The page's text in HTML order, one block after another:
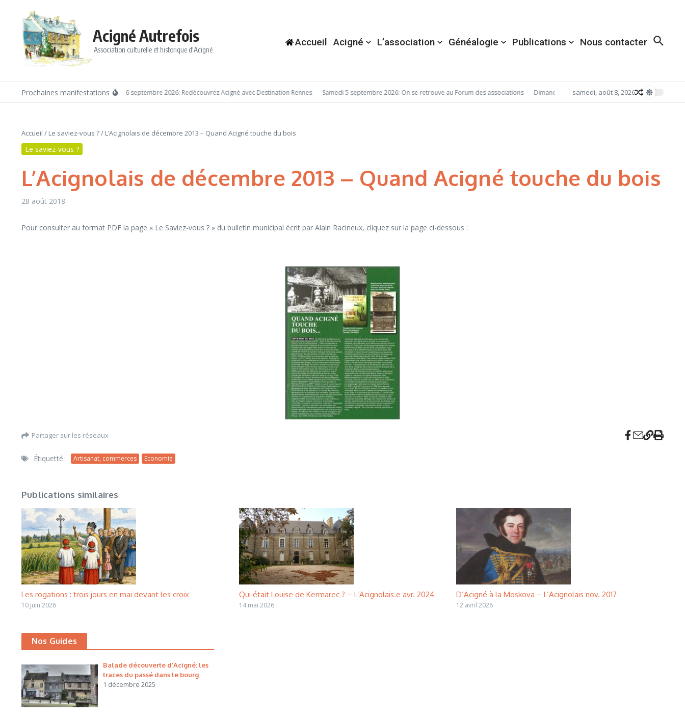
Acigné Autrefois
Association culturelle et historique d'Acigné
Accueil Acigné L’association Généalogie Publications Nous contacter
Prochaines manifestationsDimanche 6 septembre 2026: Redécouvrez Acigné avec Destination Rennes Samedi 5 septembre 2026: On se retrouve au Forum des associations Dimanche 6 septembre 2026: Redécouvrez Acigné
samedi, août 8, 2026
Accueil / Le saviez-vous ?/ L’Acignolais de décembre 2013 – Quand Acigné touche du bois
Le saviez-vous ?
L’Acignolais de décembre 2013 – Quand Acigné touche du bois
28 août 2018
Pour consulter au format PDF la page « Le Saviez-vous ? » du bulletin municipal écrit par Alain Racineux, cliquez sur la page ci-dessous :
Partager sur les réseaux
Étiquetté : Artisanat, commerces Economie
Publications similaires
Les rogations : trois jours en mai devant les croix
10 juin 2026
Qui était Louise de Kermarec ? – L’Acignolais.e avr. 2024
14 mai 2026
D’Acigné à la Moskova – L’Acignolais nov. 2017
12 avril 2026
Nos Guides
Balade découverte d’Acigné: les
traces du passé dans le bourg
1 décembre 2025